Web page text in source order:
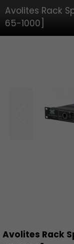
Avolites Rack
65-1000
Avolites Rack